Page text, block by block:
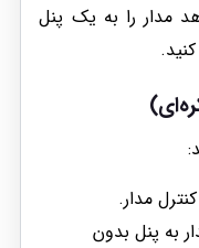
مدار را به یک پنل
مدار.
به پنل بدون